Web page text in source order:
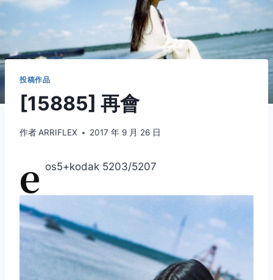
投稿作品
[15885] 再會
作者ARRIFLEX 2017 年 9 月 26 日
e os5+kodak 5203/5207